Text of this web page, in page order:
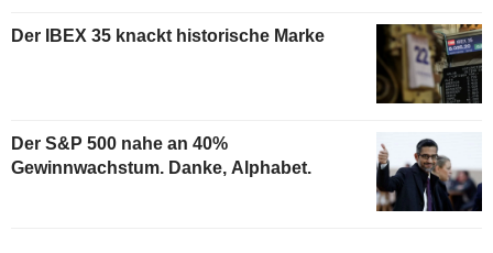
Der IBEX 35 knackt historische Marke
Der S&P 500 nahe an 40%
Gewinnwachstum. Danke, Alphabet.